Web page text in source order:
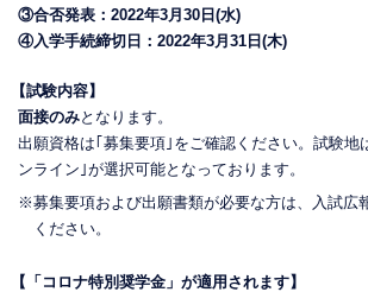
③合否発表：2022年3月30日(水)
④入学手続締切日：2022年3月31日(木)
【試験内容】
面接のみとなります。
出願資格は｢募集要項｣をご確認ください。試験地
ンライン｣が選択可能となっております。
※募集要項および出願書類が必要な方は、入試広
ください。
【「コロナ特別奨学金」が適用されます】